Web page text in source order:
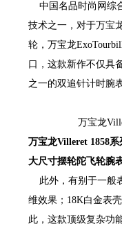
中国名品时尚网综
技术之一，对于万宝
轮，万宝龙
口，这款新作不仅具
之一的双追针计时腕
万宝龙
万宝龙Villeret 1858
大尺寸摆轮陀飞轮腕
此外，有别于一般
维效果；18K白金表
此，这款顶级复杂功